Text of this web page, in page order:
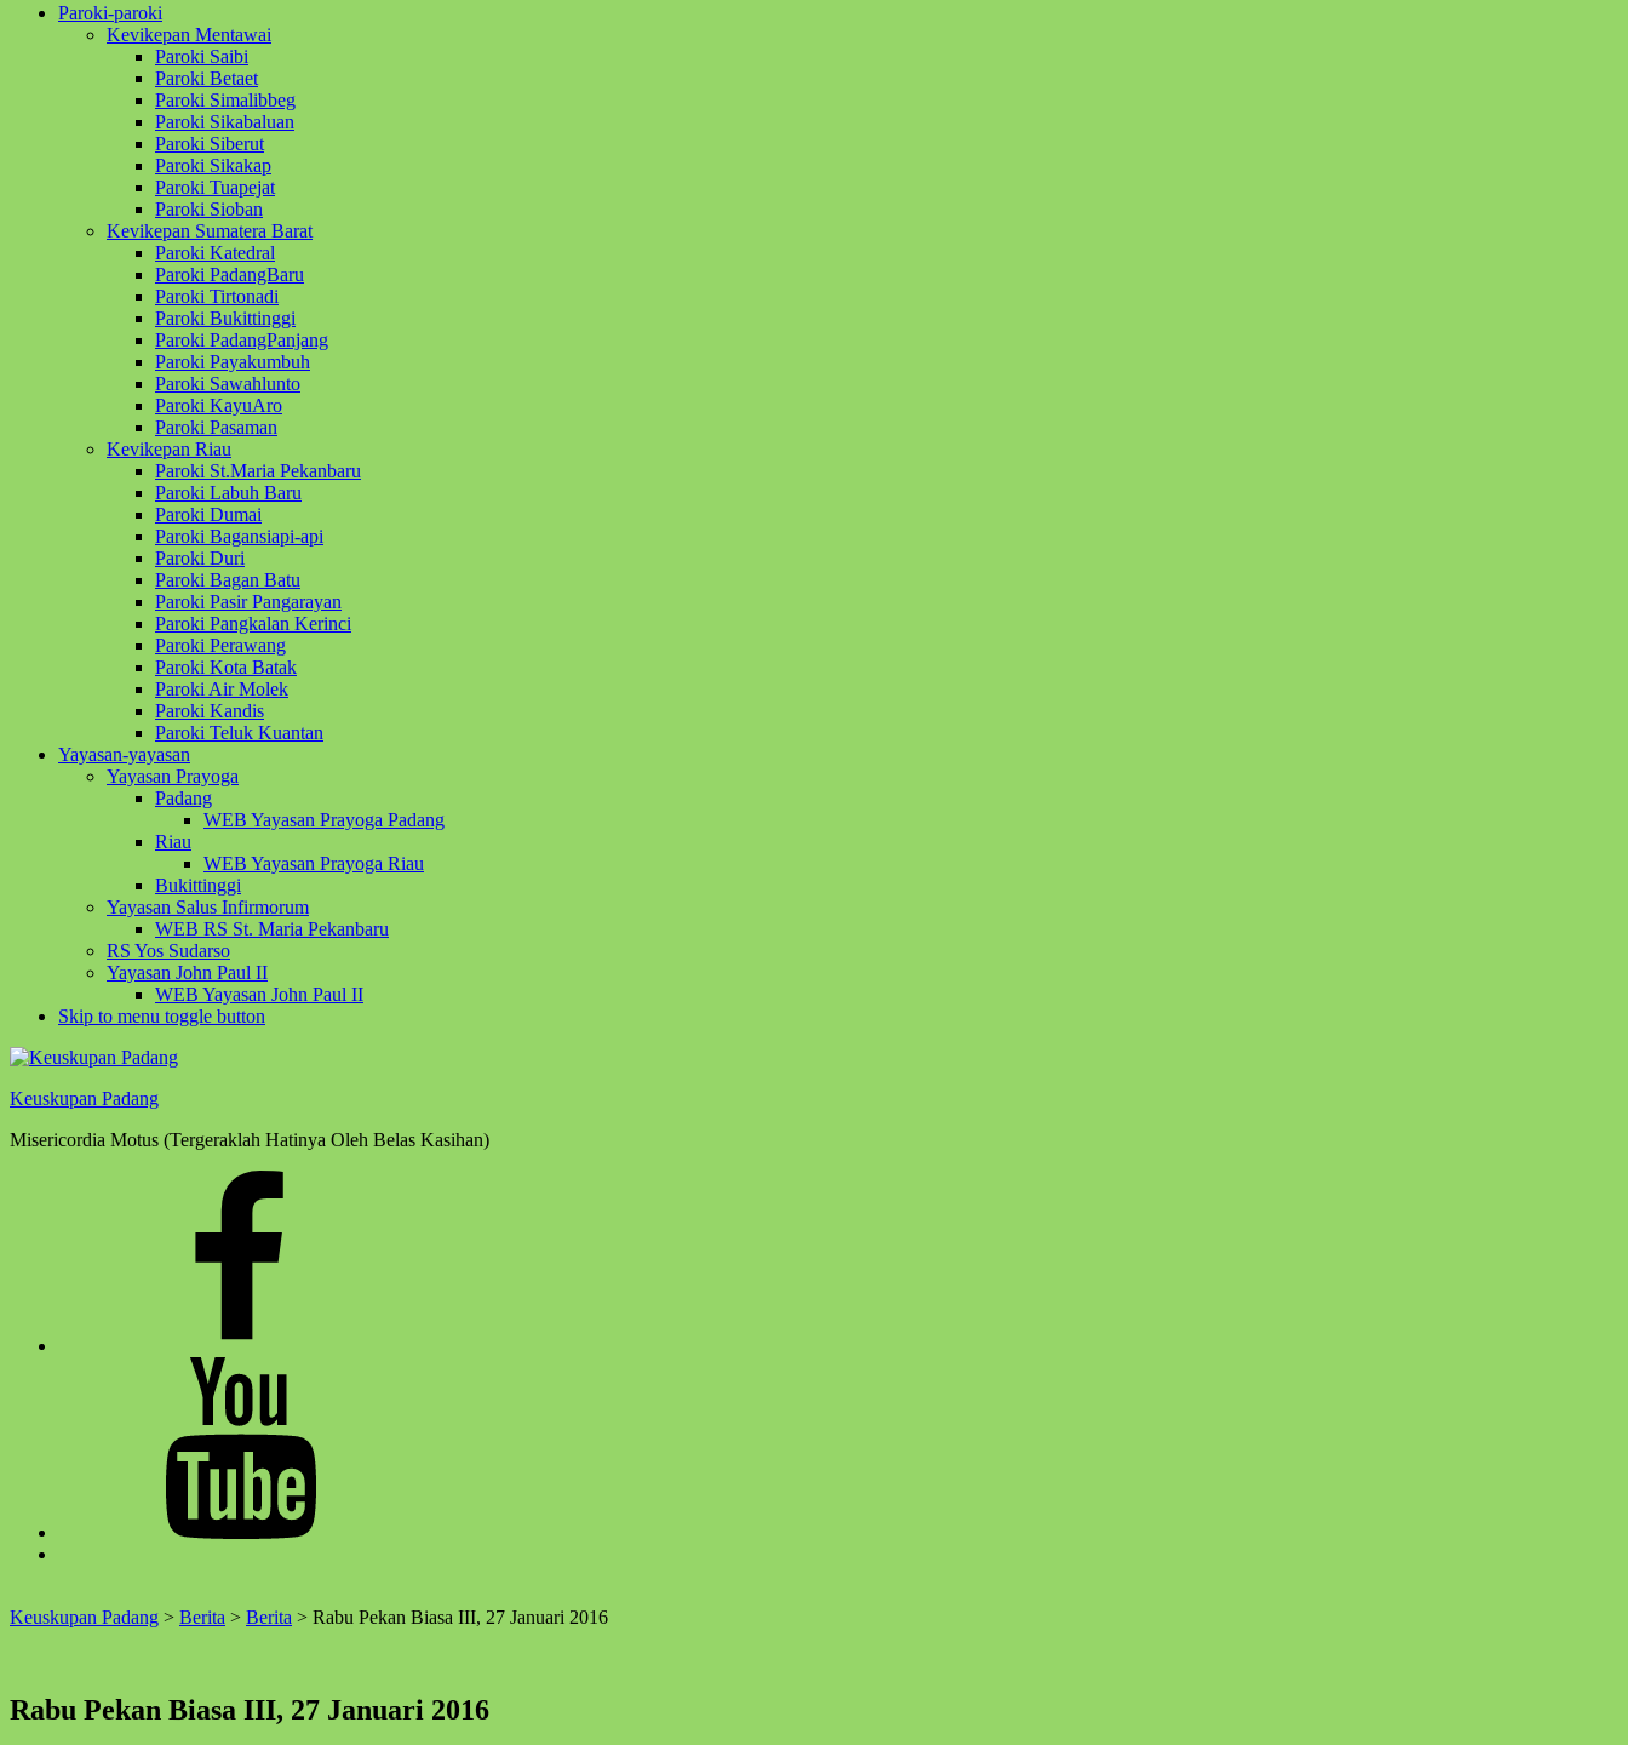
Paroki-paroki
Kevikepan Mentawai
Paroki Saibi
Paroki Betaet
Paroki Simalibbeg
Paroki Sikabaluan
Paroki Siberut
Paroki Sikakap
Paroki Tuapejat
Paroki Sioban
Kevikepan Sumatera Barat
Paroki Katedral
Paroki PadangBaru
Paroki Tirtonadi
Paroki Bukittinggi
Paroki PadangPanjang
Paroki Payakumbuh
Paroki Sawahlunto
Paroki KayuAro
Paroki Pasaman
Kevikepan Riau
Paroki St.Maria Pekanbaru
Paroki Labuh Baru
Paroki Dumai
Paroki Bagansiapi-api
Paroki Duri
Paroki Bagan Batu
Paroki Pasir Pangarayan
Paroki Pangkalan Kerinci
Paroki Perawang
Paroki Kota Batak
Paroki Air Molek
Paroki Kandis
Paroki Teluk Kuantan
Yayasan-yayasan
Yayasan Prayoga
Padang
WEB Yayasan Prayoga Padang
Riau
WEB Yayasan Prayoga Riau
Bukittinggi
Yayasan Salus Infirmorum
WEB RS St. Maria Pekanbaru
RS Yos Sudarso
Yayasan John Paul II
WEB Yayasan John Paul II
Skip to menu toggle button
Keuskupan Padang
Misericordia Motus (Tergeraklah Hatinya Oleh Belas Kasihan)
↑
Keuskupan Padang > Berita > Berita > Rabu Pekan Biasa III, 27 Januari 2016
Rabu Pekan Biasa III, 27 Januari 2016